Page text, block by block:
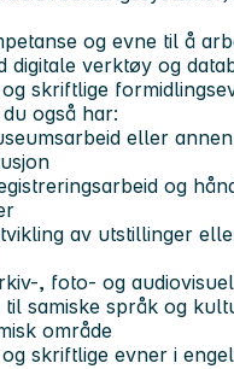
og evne til å
digitale verktøy og
skriftlige
også har:
eller
og
av utstillinger
, foto- og
til samiske språk og
område
skriftlige evner i